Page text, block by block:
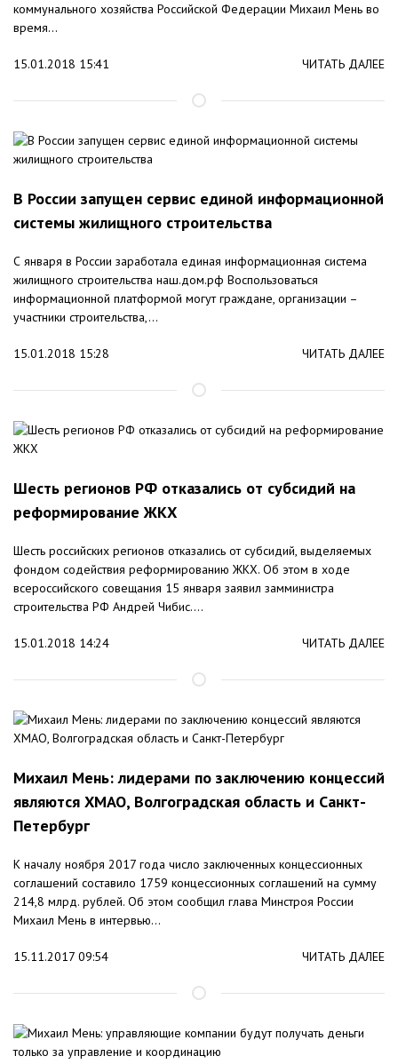
коммунального хозяйства Российской Федерации Михаил Мень во
время...
15.01.2018 15:41 ЧИТАТЬ ДАЛЕЕ
В России запущен сервис единой информационной
системы жилищного строительства
С января в России заработала единая информационная система
жилищного строительства наш.дом.рф Воспользоваться
информационной платформой могут граждане, организации –
участники строительства,...
15.01.2018 15:28 ЧИТАТЬ ДАЛЕЕ
Шесть регионов РФ отказались от субсидий на
реформирование ЖКХ
Шесть российских регионов отказались от субсидий, выделяемых
фондом содействия реформированию ЖКХ. Об этом в ходе
всероссийского совещания 15 января заявил замминистра
строительства РФ Андрей Чибис....
15.01.2018 14:24 ЧИТАТЬ ДАЛЕЕ
Михаил Мень: лидерами по заключению концессий
являются ХМАО, Волгоградская область и Санкт-
Петербург
К началу ноября 2017 года число заключенных концессионных
соглашений составило 1759 концессионных соглашений на сумму
214,8 млрд. рублей. Об этом сообщил глава Минстроя России
Михаил Мень в интервью...
15.11.2017 09:54 ЧИТАТЬ ДАЛЕЕ